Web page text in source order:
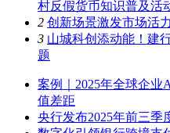
村反假货币知识普及活
2 创新场景激发市场活
3 山城科创添动能！建
题
案例｜2025年全球企
值差距
央行发布2025年前三季